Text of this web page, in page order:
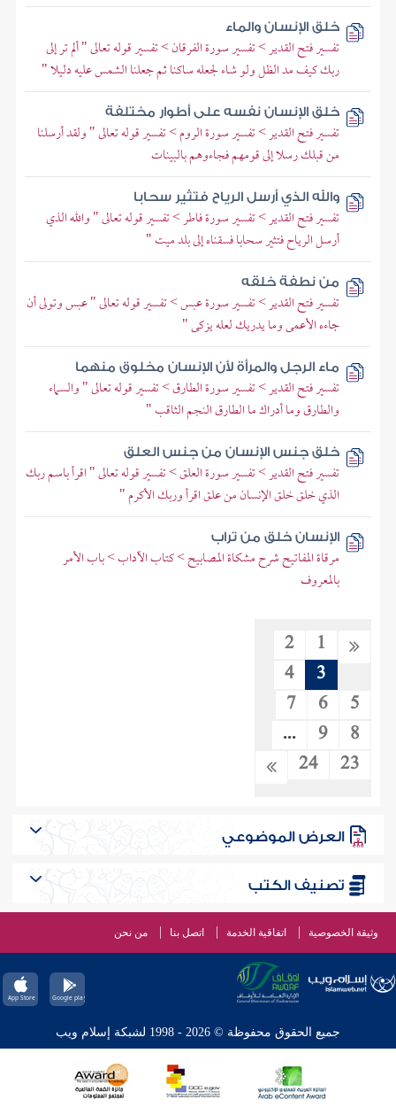
خلق الإنسان والماء
تفسير فتح القدير > تفسير سورة الفرقان > تفسير قوله تعالى " ألم تر إلى
ربك كيف مد الظل ولو شاء لجعله ساكنا ثم جعلنا الشمس عليه دليلا "
خلق الإنسان نفسه على أطوار مختلفة
تفسير فتح القدير > تفسير سورة الروم > تفسير قوله تعالى " ولقد أرسلنا
من قبلك رسلا إلى قومهم فجاءوهم بالبينات
والله الذي أرسل الرياح فتثير سحابا
تفسير فتح القدير > تفسير سورة فاطر > تفسير قوله تعالى " والله الذي
أرسل الرياح فتثير سحابا فسقناه إلى بلد ميت "
من نطفة خلقه
تفسير فتح القدير > تفسير سورة عبس > تفسير قوله تعالى " عبس وتولى أن
جاءه الأعمى وما يدريك لعله يزكى "
ماء الرجل والمرأة لأن الإنسان مخلوق منهما
تفسير فتح القدير > تفسير سورة الطارق > تفسير قوله تعالى " والسماء
والطارق وما أدراك ما الطارق النجم الثاقب "
خلق جنس الإنسان من جنس العلق
تفسير فتح القدير > تفسير سورة العلق > تفسير قوله تعالى " اقرأ باسم ربك
الذي خلق خلق الإنسان من علق اقرأ وربك الأكرم "
الإنسان خلق من تراب
مرقاة المفاتيح شرح مشكاة المصابيح > كتاب الآداب > باب الأمر
بالمعروف
1
2
3
4
5
6
7
8
9
...
23
24
العرض الموضوعي
تصنيف الكتب
وثيقة الخصوصية اتفاقية الخدمة اتصل بنا من نحن
جميع الحقوق محفوظة © 2026 - 1998 لشبكة إسلام ويب